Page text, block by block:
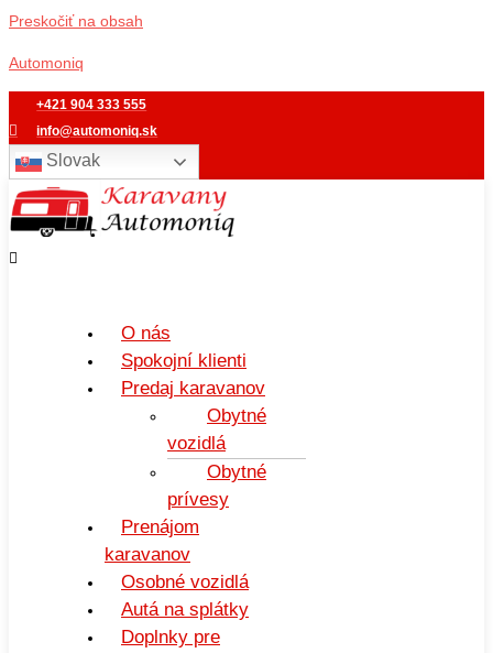
Preskočiť na obsah
Automoniq
+421 904 333 555
info@automoniq.sk
Slovak
O nás
Spokojní klienti
Predaj karavanov
Obytné
vozidlá
Obytné
prívesy
Prenájom
karavanov
Osobné vozidlá
Autá na splátky
Doplnky pre